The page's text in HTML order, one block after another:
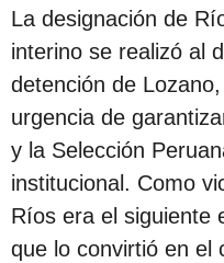
d
e
s
d
e
l
a
p
La designación de
interino se realizó al
detención de
urgencia de
y la Selección
institucional. Como
Ríos era el siguiente
que lo convirtió en el